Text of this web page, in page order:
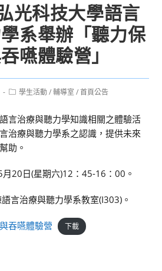
光科技大學語言
系舉辦「聽力保
嚥體驗營」
Post學生活動 / 輔導室 / 首頁公告
言治療與聽力學知識相關之體驗活
治療與聽力學系之認識，提供未來
助。
20日(星期六)12：45-16：00。
言治療與聽力學系教室(I303)。
吞嚥體驗營 下載